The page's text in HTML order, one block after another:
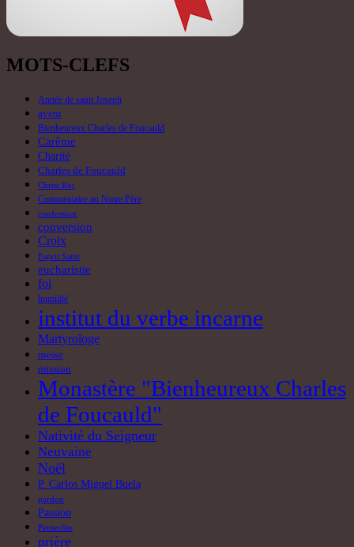
MOTS-CLEFS
Année de saint Joseph
avent
Bienheureux Charles de Foucauld
Carême
Charité
Charles de Foucauld
Christ Roi
Commentaire au Notre Père
confession
conversion
Croix
Esprit Saint
eucharistie
foi
humilité
institut du verbe incarne
Martyrologe
messe
mission
Monastère "Bienheureux Charles
de Foucauld"
Nativité du Seigneur
Neuvaine
Noël
P. Carlos Miguel Buela
pardon
Passion
Pentecôte
prière